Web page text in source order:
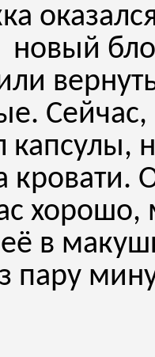
новый
капсулы,
кровати.
в
пару